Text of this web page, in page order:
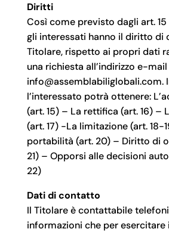
Diritti
Così come previsto dagli art. 15
gli interessati hanno il diritto di
Titolare, rispetto ai propri dati
una richiesta all’indirizzo e-mail
info@assemblabiliglobali.com.
l’interessato potrà ottenere:
(art. 15) – La rettifica (art. 16) –
(art. 17) -La limitazione (art. 18-
portabilità (art. 20) – Diritto di
21) – Opporsi alle decisioni
22)
Dati di contatto
Il Titolare è contattabile
informazioni che per esercitare